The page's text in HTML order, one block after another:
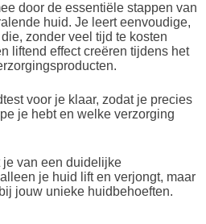
door de essentiële stappen van
huid. Je leert eenvoudige,
zonder veel tijd te kosten
liftend effect creëren tijdens het
voor je klaar, zodat je precies
je hebt en welke verzorging
je van een duidelijke
je huid lift en verjongt, maar
jouw unieke huidbehoeften.